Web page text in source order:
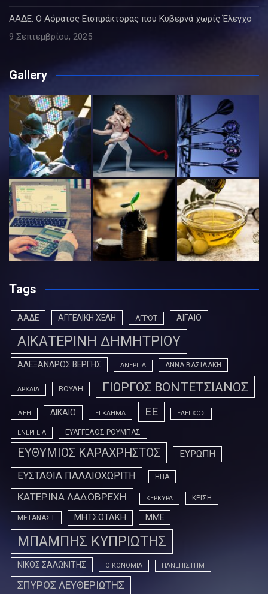
ΑΑΔΕ: Ο Αόρατος Εισπράκτορας που Κυβερνά χωρίς Έλεγχο
9 Σεπτεμβρίου, 2025
Gallery
Tags
ΑΑΔΕ ΑΓΓΕΛΙΚΗ ΧΕΛΗ ΑΓΡΟΤ ΑΙΓΑΙΟ
ΑΙΚΑΤΕΡΙΝΗ ΔΗΜΗΤΡΙΟΥ
ΑΛΕΞΑΝΔΡΟΣ ΒΕΡΓΗΣ ΑΝΕΡΓΙΑ ΑΝΝΑ ΒΑΣΙΛΑΚΗ
ΑΡΧΑΙΑ ΒΟΥΛΗ ΓΙΩΡΓΟΣ ΒΟΝΤΕΤΣΙΑΝΟΣ
ΔΕΗ ΔΙΚΑΙΟ ΕΓΚΛΗΜΑ ΕΕ ΕΛΕΓΧΟΣ
ΕΝΕΡΓΕΙΑ ΕΥΑΓΓΕΛΟΣ ΡΟΥΜΠΑΣ
ΕΥΘΥΜΙΟΣ ΚΑΡΑΧΡΗΣΤΟΣ ΕΥΡΩΠΗ
ΕΥΣΤΑΘΙΑ ΠΑΛΑΙΟΧΩΡΙΤΗ ΗΠΑ
ΚΑΤΕΡΙΝΑ ΛΑΔΟΒΡΕΧΗ ΚΕΡΚΥΡΑ ΚΡΙΣΗ
ΜΕΤΑΝΑΣΤ ΜΗΤΣΟΤΑΚΗ ΜΜΕ
ΜΠΑΜΠΗΣ ΚΥΠΡΙΩΤΗΣ
ΝΙΚΟΣ ΣΑΛΩΝΙΤΗΣ ΟΙΚΟΝΟΜΙΑ ΠΑΝΕΠΙΣΤΗΜ
ΣΠΥΡΟΣ ΛΕΥΘΕΡΙΩΤΗΣ